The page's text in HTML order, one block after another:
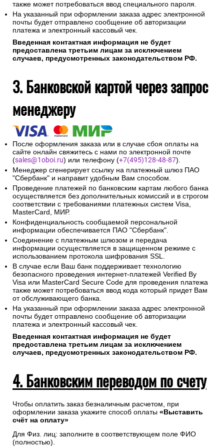
также может потребоваться ввод специального пароля.
На указанный при оформлении заказа адрес электронной
почты будет отправлено сообщение об авторизации
платежа и электронный кассовый чек.
Введенная контактная информация не будет
предоставлена третьим лицам за исключением
случаев, предусмотренных законодательством РФ.
3. Банковской картой через запрос
менеджеру
После оформления заказа или в случае сбоя оплаты на
сайте онлайн свяжитесь с нами по электронной почте
(sales@1oboi.ru) или телефону (+7(495)128-48-87).
Менеджер сгенерирует ссылку на платежный шлюз ПАО
"Сбербанк" и направит удобным Вам способом.
Проведение платежей по банковским картам любого банка
осуществляется без дополнительных комиссий и в строгом
соответствии с требованиями платежных систем Visa,
MasterCard, МИР.
Конфиденциальность сообщаемой персональной
информации обеспечивается ПАО "Сбербанк".
Соединение с платежным шлюзом и передача
информации осуществляется в защищенном режиме с
использованием протокола шифрования SSL.
В случае если Ваш банк поддерживает технологию
безопасного проведения интернет-платежей Verified By
Visa или MasterCard Secure Code для проведения платежа
также может потребоваться ввод кода который придет Вам
от обслуживающего банка.
На указанный при оформлении заказа адрес электронной
почты будет отправлено сообщение об авторизации
платежа и электронный кассовый чек.
Введенная контактная информация не будет
предоставлена третьим лицам за исключением
случаев, предусмотренных законодательством РФ.
4. Банковским переводом по счету
Чтобы оплатить заказ безналичным расчетом, при
оформлении заказа укажите способ оплаты «Выставить
счёт на оплату»
Для Физ. лиц: заполните в соответствующем поле ФИО
(полностью).